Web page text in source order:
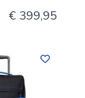
€ 399,95